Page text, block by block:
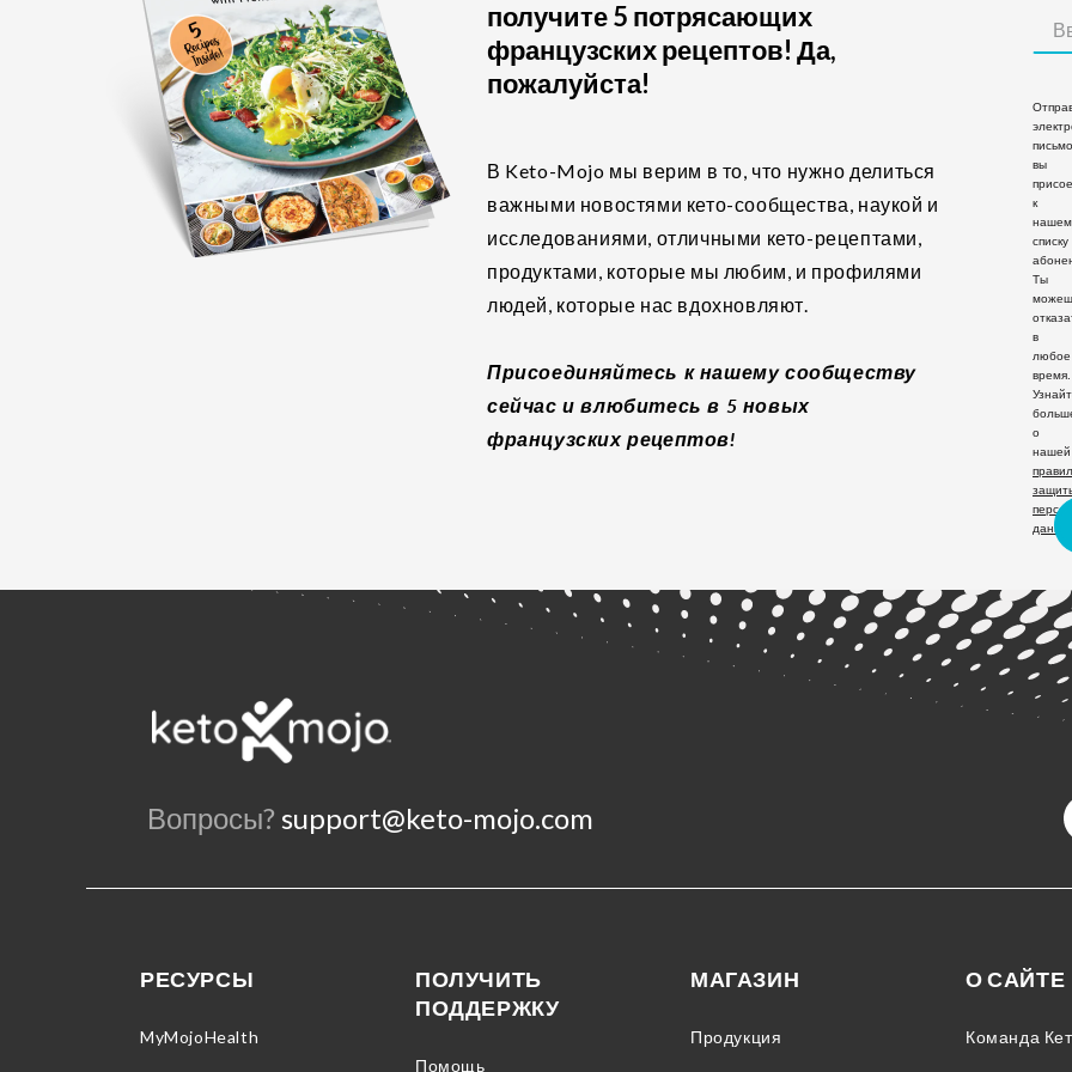
получите 5 потрясающих
французских рецептов! Да,
пожалуйста!
В Keto-Mojo мы верим в то, что нужно делиться
важными новостями кето-сообщества, наукой и
исследованиями, отличными кето-рецептами,
продуктами, которые мы любим, и профилями
людей, которые нас вдохновляют.
Присоединяйтесь к нашему сообществу
сейчас и влюбитесь в 5 новых
французских рецептов!
вы
к
списку
Ты
в
любое
время.
о
нашей
Вопросы? support@keto-mojo.com
РЕСУРСЫ
MyMojoHealth
ПОЛУЧИТЬ
ПОДДЕРЖКУ
Помощь
МАГАЗИН
Продукция
О САЙТЕ
Команда